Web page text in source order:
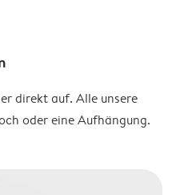
direkt auf. Alle unsere
oder eine Aufhängung.